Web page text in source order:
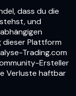
dass du die
und
dieser Plattform
Trading.com
Ersteller
Verluste haftbar